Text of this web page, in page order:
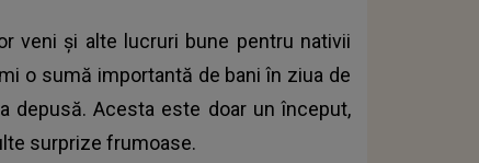
veni și alte lucruri bune pentru nativii
o sumă importantă de bani în ziua de
depusă. Acesta este doar un început,
surprize frumoase.